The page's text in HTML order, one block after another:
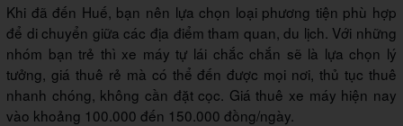
Khi đã đến Huế, bạn nên lựa chọn loại phương tiện phù hợp
để di chuyển giữa các địa điểm tham quan, du lịch. Với những
nhóm bạn trẻ thì xe máy tự lái chắc chắn sẽ là lựa chọn lý
tưởng, giá thuê rẻ mà có thể đến được mọi nơi, thủ tục thuê
nhanh chóng, không cần đặt cọc. Giá thuê xe máy hiện nay
vào khoảng 100.000 đến 150.000 đồng/ngày.